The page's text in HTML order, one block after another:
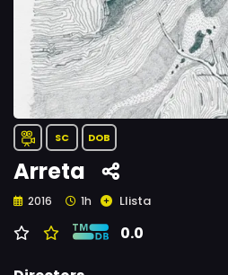
SC DOB
Arreta
2016 1h Llista
0.0